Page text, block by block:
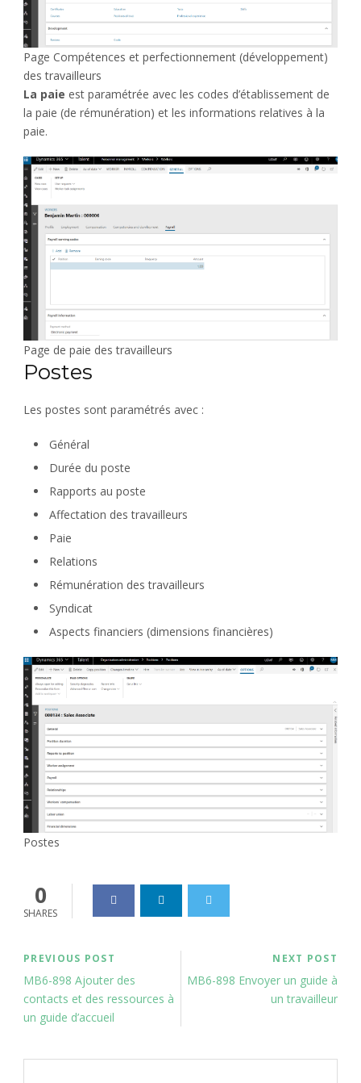
Page Compétences et perfectionnement (développement)
des travailleurs
La paie est paramétrée avec les codes d’établissement de
la paie (de rémunération) et les informations relatives à la
paie.
Page de paie des travailleurs
Postes
Les postes sont paramétrés avec :
Général
Durée du poste
Rapports au poste
Affectation des travailleurs
Paie
Relations
Rémunération des travailleurs
Syndicat
Aspects financiers (dimensions financières)
Postes
0
SHARES
PREVIOUS POST
MB6-898 Ajouter des
contacts et des ressources à
un guide d’accueil
NEXT POST
MB6-898 Envoyer un guide à
un travailleur